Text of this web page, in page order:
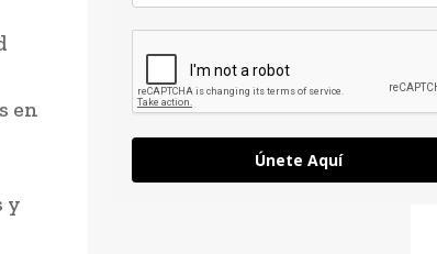
en
y
Únete Aquí